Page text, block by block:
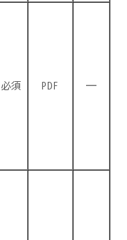
必須 PDF ―